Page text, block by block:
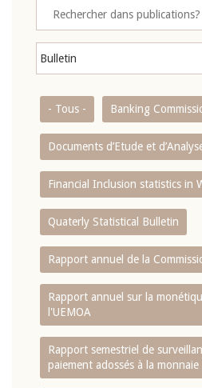
- Tous - Banking
Documents d’Etude et
Financial Inclusion statistics in
Quaterly Statistical Bulletin
Rapport annuel de la
Rapport annuel sur la
l'UEMOA
Rapport semestriel de
paiement adossés à la